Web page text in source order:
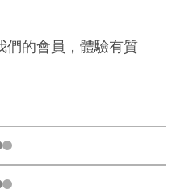
們的會員，體驗有質